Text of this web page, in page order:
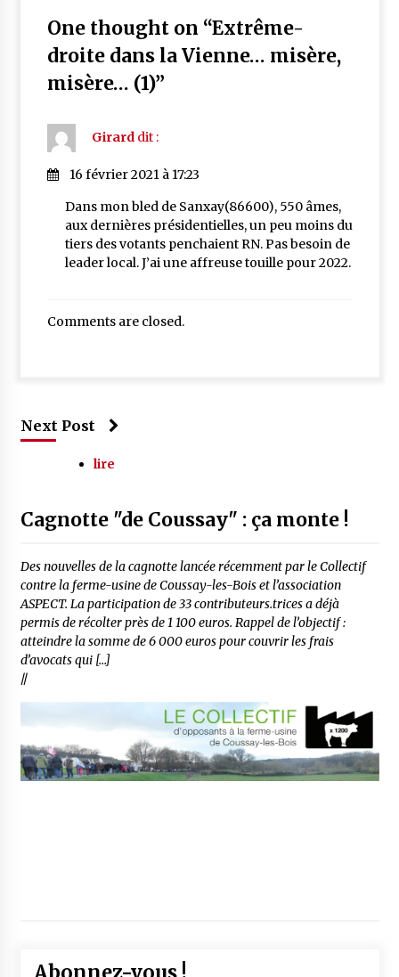
One thought on “Extrême-
droite dans la Vienne… misère,
misère… (1)”
Girard dit :
16 février 2021 à 17:23
Dans mon bled de Sanxay(86600), 550 âmes,
aux dernières présidentielles, un peu moins du
tiers des votants penchaient RN. Pas besoin de
leader local. J’ai une affreuse touille pour 2022.
Comments are closed.
Next Post
lire
Cagnotte "de Coussay" : ça monte !
Des nouvelles de la cagnotte lancée récemment par le Collectif
contre la ferme-usine de Coussay-les-Bois et l’association
ASPECT. La participation de 33 contributeurs.trices a déjà
permis de récolter près de 1 100 euros. Rappel de l’objectif :
atteindre la somme de 6 000 euros pour couvrir les frais
d’avocats qui […]
//